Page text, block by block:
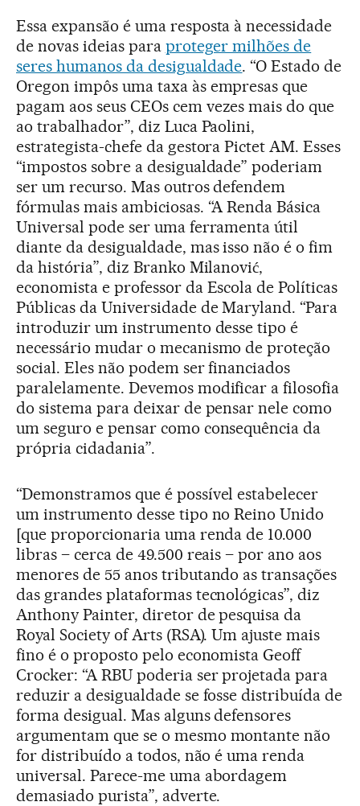
Essa expansão é uma resposta à necessidade
de novas ideias para proteger milhões de
seres humanos da desigualdade. “O Estado de
Oregon impôs uma taxa às empresas que
pagam aos seus CEOs cem vezes mais do que
ao trabalhador”, diz Luca Paolini,
estrategista-chefe da gestora Pictet AM. Esses
“impostos sobre a desigualdade” poderiam
ser um recurso. Mas outros defendem
fórmulas mais ambiciosas. “A Renda Básica
Universal pode ser uma ferramenta útil
diante da desigualdade, mas isso não é o fim
da história”, diz Branko Milanović,
economista e professor da Escola de Políticas
Públicas da Universidade de Maryland. “Para
introduzir um instrumento desse tipo é
necessário mudar o mecanismo de proteção
social. Eles não podem ser financiados
paralelamente. Devemos modificar a filosofia
do sistema para deixar de pensar nele como
um seguro e pensar como consequência da
própria cidadania”.
“Demonstramos que é possível estabelecer
um instrumento desse tipo no Reino Unido
[que proporcionaria uma renda de 10.000
libras – cerca de 49.500 reais – por ano aos
menores de 55 anos tributando as transações
das grandes plataformas tecnológicas”, diz
Anthony Painter, diretor de pesquisa da
Royal Society of Arts (RSA). Um ajuste mais
fino é o proposto pelo economista Geoff
Crocker: “A RBU poderia ser projetada para
reduzir a desigualdade se fosse distribuída de
forma desigual. Mas alguns defensores
argumentam que se o mesmo montante não
for distribuído a todos, não é uma renda
universal. Parece-me uma abordagem
demasiado purista”, adverte.